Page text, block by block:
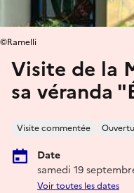
Visite de la
sa véranda
Visite commentée
Date
samedi 19
Voir toutes les dates
©Ramelli